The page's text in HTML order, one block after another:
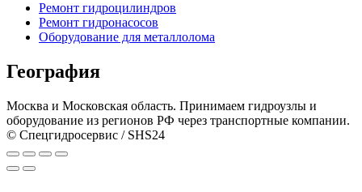
Ремонт гидроцилиндров
Ремонт гидронасосов
Оборудование для металлолома
География
Москва и Московская область. Принимаем гидроузлы и
оборудование из регионов РФ через транспортные компании.
© Спецгидросервис / SHS24